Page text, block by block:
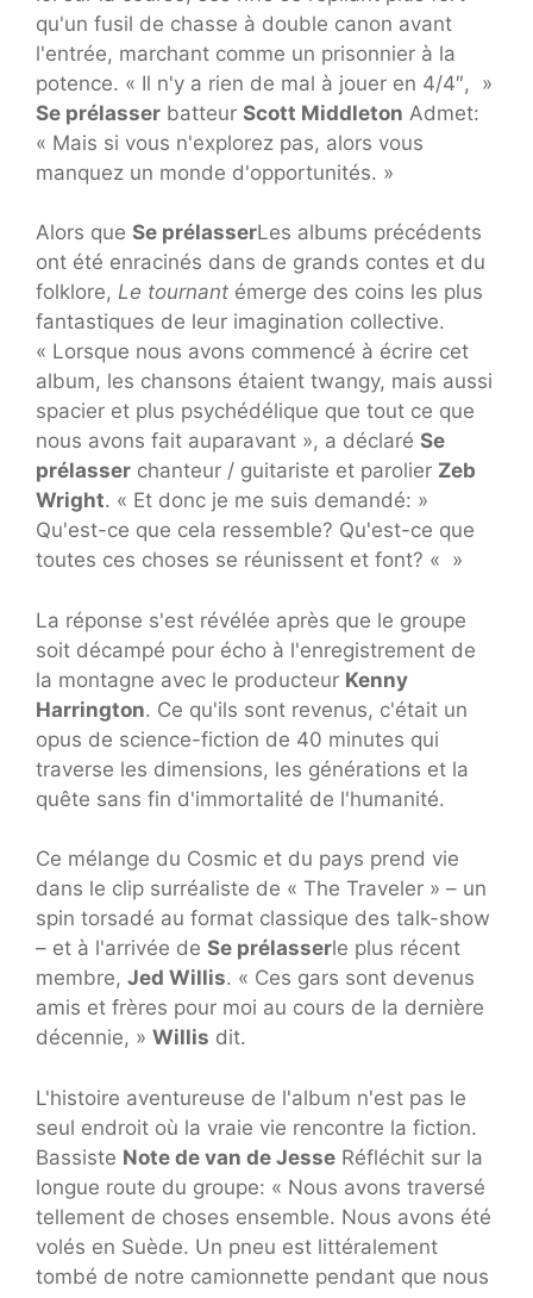
qu'un fusil de chasse à double canon avant
l'entrée, marchant comme un prisonnier à la
potence. « Il n'y a rien de mal à jouer en 4/4″, »
Se prélasser batteur Scott Middleton Admet:
« Mais si vous n'explorez pas, alors vous
manquez un monde d'opportunités. »
Alors que Se prélasserLes albums précédents
ont été enracinés dans de grands contes et du
folklore, Le tournant émerge des coins les plus
fantastiques de leur imagination collective.
« Lorsque nous avons commencé à écrire cet
album, les chansons étaient twangy, mais aussi
spacier et plus psychédélique que tout ce que
nous avons fait auparavant », a déclaré Se
prélasser chanteur / guitariste et parolier Zeb
Wright. « Et donc je me suis demandé: »
Qu'est-ce que cela ressemble? Qu'est-ce que
toutes ces choses se réunissent et font? « »
La réponse s'est révélée après que le groupe
soit décampé pour écho à l'enregistrement de
la montagne avec le producteur Kenny
Harrington. Ce qu'ils sont revenus, c'était un
opus de science-fiction de 40 minutes qui
traverse les dimensions, les générations et la
quête sans fin d'immortalité de l'humanité.
Ce mélange du Cosmic et du pays prend vie
dans le clip surréaliste de « The Traveler » – un
spin torsadé au format classique des talk-show
– et à l'arrivée de Se prélasserle plus récent
membre, Jed Willis. « Ces gars sont devenus
amis et frères pour moi au cours de la dernière
décennie, » Willis dit.
L'histoire aventureuse de l'album n'est pas le
seul endroit où la vraie vie rencontre la fiction.
Bassiste Note de van de Jesse Réfléchit sur la
longue route du groupe: « Nous avons traversé
tellement de choses ensemble. Nous avons été
volés en Suède. Un pneu est littéralement
tombé de notre camionnette pendant que nous